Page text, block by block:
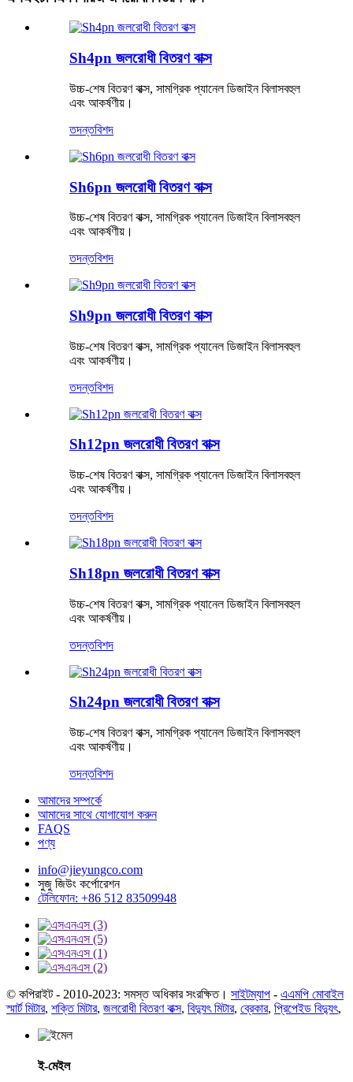
Sh4pn জলরোধী বিতরণ বাক্স
উচ্চ-শেষ বিতরণ বাক্স, সামগ্রিক প্যানেল ডিজাইন বিলাসবহুল
এবং আকর্ষণীয়।
তদন্তবিশদ
Sh6pn জলরোধী বিতরণ বাক্স
উচ্চ-শেষ বিতরণ বাক্স, সামগ্রিক প্যানেল ডিজাইন বিলাসবহুল
এবং আকর্ষণীয়।
তদন্তবিশদ
Sh9pn জলরোধী বিতরণ বাক্স
উচ্চ-শেষ বিতরণ বাক্স, সামগ্রিক প্যানেল ডিজাইন বিলাসবহুল
এবং আকর্ষণীয়।
তদন্তবিশদ
Sh12pn জলরোধী বিতরণ বাক্স
উচ্চ-শেষ বিতরণ বাক্স, সামগ্রিক প্যানেল ডিজাইন বিলাসবহুল
এবং আকর্ষণীয়।
তদন্তবিশদ
Sh18pn জলরোধী বিতরণ বাক্স
উচ্চ-শেষ বিতরণ বাক্স, সামগ্রিক প্যানেল ডিজাইন বিলাসবহুল
এবং আকর্ষণীয়।
তদন্তবিশদ
Sh24pn জলরোধী বিতরণ বাক্স
উচ্চ-শেষ বিতরণ বাক্স, সামগ্রিক প্যানেল ডিজাইন বিলাসবহুল
এবং আকর্ষণীয়।
তদন্তবিশদ
আমাদের সম্পর্কে
আমাদের সাথে যোগাযোগ করুন
FAQS
পণ্য
info@jieyungco.com
সুজু জিউং কর্পোরেশন
টেলিফোন: +86 512 83509948
© কপিরাইট - 2010-2023: সমস্ত অধিকার সংরক্ষিত। সাইটম্যাপ - এএমপি মোবাইল
স্মার্ট মিটার, শক্তি মিটার, জলরোধী বিতরণ বাক্স, বিদ্যুৎ মিটার, ব্রেকার, প্রিপেইড বিদ্যুৎ,
ই-মেইল